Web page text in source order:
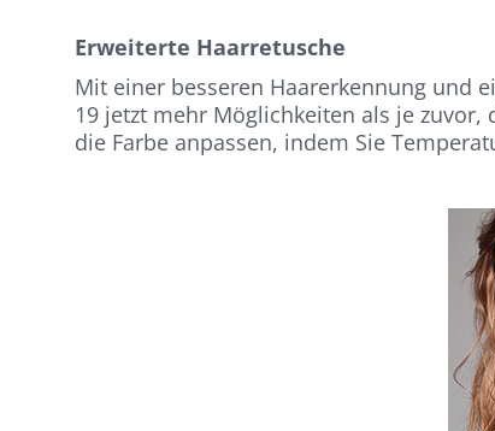
Erweiterte Haarretusche
Mit einer besseren Haarerkennung und
19 jetzt mehr Möglichkeiten als je zuvor,
die Farbe anpassen, indem Sie